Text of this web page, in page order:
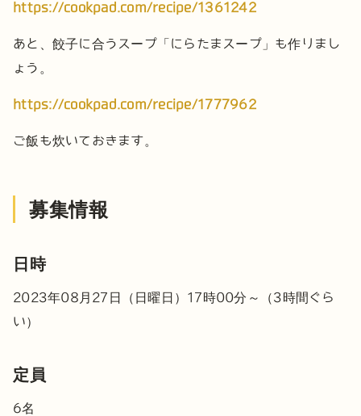
https://cookpad.com/recipe/1361242
あと、餃子に合うスープ「にらたまスープ」も作りまし
ょう。
https://cookpad.com/recipe/1777962
ご飯も炊いておきます。
募集情報
日時
2023年08月27日（日曜日）17時00分～（3時間ぐら
い）
定員
6名